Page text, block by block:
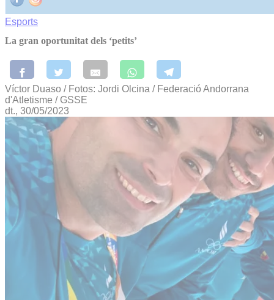
Esports
La gran oportunitat dels ‘petits’
Víctor Duaso / Fotos: Jordi Olcina / Federació Andorrana
d'Atletisme / GSSE
dt., 30/05/2023